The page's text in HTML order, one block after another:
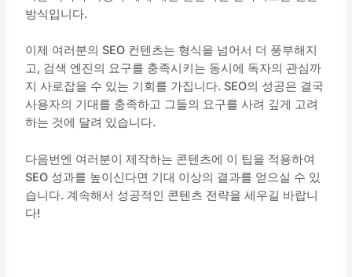
방식입니다.
이제 여러분의 SEO 컨텐츠는 형식을 넘어서 더 풍부해지
고, 검색 엔진의 요구를 충족시키는 동시에 독자의 관심까
지 사로잡을 수 있는 기회를 가집니다. SEO의 성공은 결국
사용자의 기대를 충족하고 그들의 요구를 사려 깊게 고려
하는 것에 달려 있습니다.
다음번엔 여러분이 제작하는 콘텐츠에 이 팁을 적용하여
SEO 성과를 높이신다면 기대 이상의 결과를 얻으실 수 있
습니다. 계속해서 성공적인 콘텐츠 전략을 세우길 바랍니
다!